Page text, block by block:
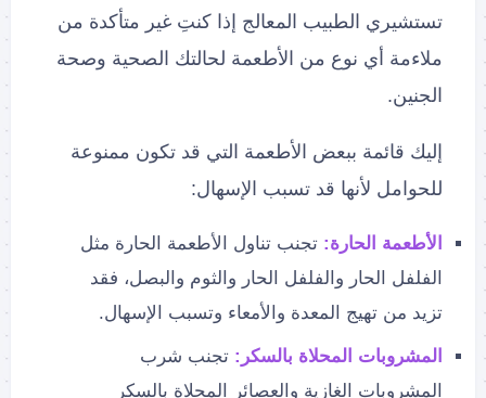
تستشيري الطبيب المعالج إذا كنتِ غير متأكدة من
ملاءمة أي نوع من الأطعمة لحالتك الصحية وصحة
الجنين.
إليك قائمة ببعض الأطعمة التي قد تكون ممنوعة
للحوامل لأنها قد تسبب الإسهال:
الأطعمة الحارة: تجنب تناول الأطعمة الحارة مثل
الفلفل الحار والفلفل الحار والثوم والبصل، فقد
تزيد من تهيج المعدة والأمعاء وتسبب الإسهال.
المشروبات المحلاة بالسكر: تجنب شرب
المشروبات الغازية والعصائر المحلاة بالسكر